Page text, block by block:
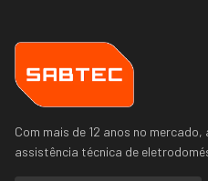
Com mais de 12 anos no
assistência técnica de